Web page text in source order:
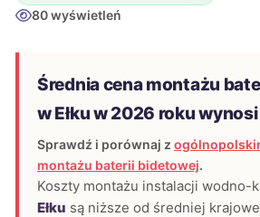
80 wyświetleń
Średnia cena montażu
w Ełku w 2026 roku wynosi
Sprawdź i porównaj z
montażu baterii bidetowej.
Koszty montażu instalacji wodno-
Ełku są niższe od średniej